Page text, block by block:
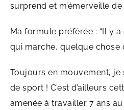
surprend et m’émerveille
Ma formule préférée : “Il y
qui marche, quelque chose
Toujours en mouvement, je
de sport ! C’est d’ailleurs
amenée à travailler 7 ans